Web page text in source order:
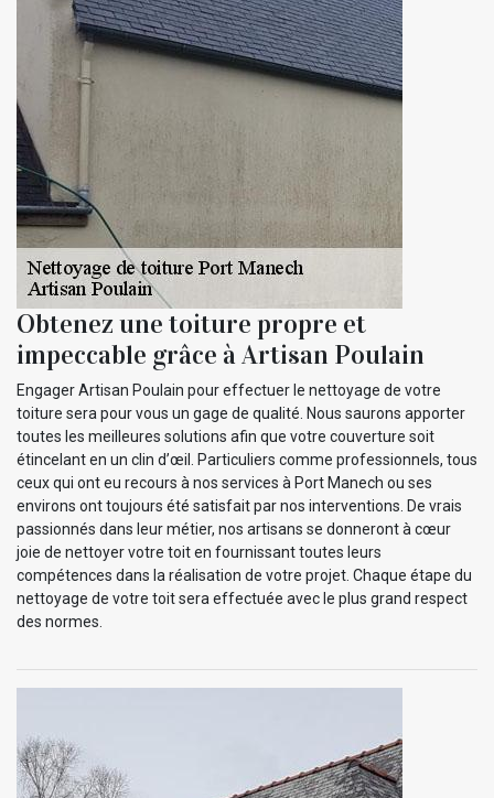
Obtenez une toiture propre et
impeccable grâce à Artisan Poulain
Engager Artisan Poulain pour effectuer le nettoyage de votre
toiture sera pour vous un gage de qualité. Nous saurons apporter
toutes les meilleures solutions afin que votre couverture soit
étincelant en un clin d’œil. Particuliers comme professionnels, tous
ceux qui ont eu recours à nos services à Port Manech ou ses
environs ont toujours été satisfait par nos interventions. De vrais
passionnés dans leur métier, nos artisans se donneront à cœur
joie de nettoyer votre toit en fournissant toutes leurs
compétences dans la réalisation de votre projet. Chaque étape du
nettoyage de votre toit sera effectuée avec le plus grand respect
des normes.